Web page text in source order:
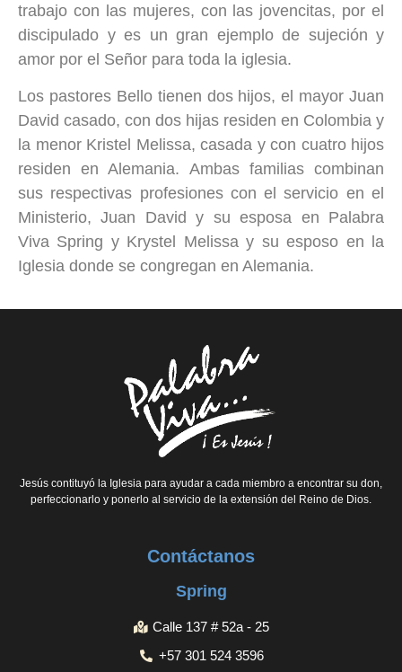
trabajo con las mujeres, con las jovencitas, por el
discipulado y es un gran ejemplo de sujeción y
amor por el Señor para toda la iglesia.
Los pastores Bello tienen dos hijos, el mayor Juan
David casado, con dos hijas residen en Colombia y
la menor Kristel Melissa, casada y con cuatro hijos
residen en Alemania. Ambas familias combinan
sus respectivas profesiones con el servicio en el
Ministerio, Juan David y su esposa en Palabra
Viva Spring y Krystel Melissa y su esposo en la
Iglesia donde se congregan en Alemania.
Jesús contituyó la Iglesia para ayudar a cada miembro a encontrar su don,
perfeccionarlo y ponerlo al servicio de la extensión del Reino de Dios.
Contáctanos
Spring
Calle 137 # 52a - 25
+57 301 524 3596